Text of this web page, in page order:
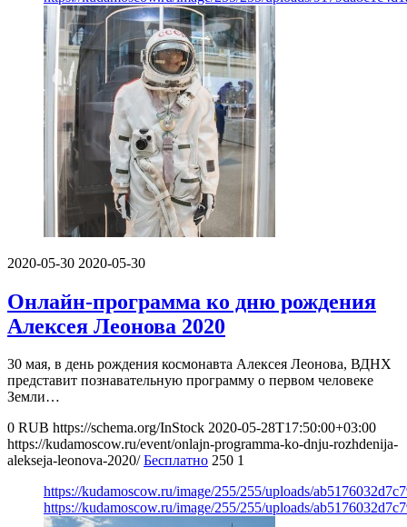
2020-05-30 2020-05-30
Онлайн-программа ко дню рождения
Алексея Леонова 2020
30 мая, в день рождения космонавта Алексея Леонова, ВДНХ
представит познавательную программу о первом человеке
Земли…
0 RUB https://schema.org/InStock 2020-05-28T17:50:00+03:00
https://kudamoscow.ru/event/onlajn-programma-ko-dnju-rozhdenija-
alekseja-leonova-2020/ Бесплатно 250 1
https://kudamoscow.ru/image/255/255/uploads/
https://kudamoscow.ru/image/255/255/uploads/